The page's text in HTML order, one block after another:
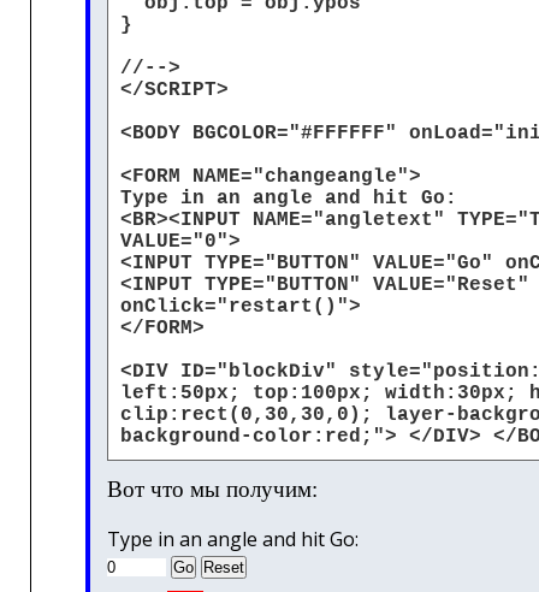
}
//-->
</SCRIPT>
<BODY BGCOLOR="#FFFFFF"
<FORM NAME="changeangle">
Type in an angle and hit Go:
<BR><INPUT NAME="angletext"
VALUE="0">
<INPUT TYPE="BUTTON" VALUE="Go"
<INPUT TYPE="BUTTON" VALUE="Reset"
onClick="restart()">
</FORM>
<DIV ID="blockDiv"
left:50px; top:100px; width:30px;
clip:rect(0,30,30,0); layer-
background-color:red;"> </DIV> </
Вот что мы получим:
Type in an angle and hit Go: